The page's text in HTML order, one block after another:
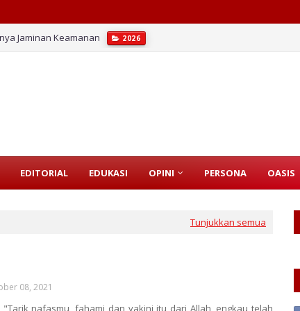
Jaminan Keamanan 2026
EDITORIAL EDUKASI OPINI PERSONA OASIS
Tunjukkan semua
08, 2021
"Tarik nafasmu, fahami dan yakini itu dari Allah, engkau telah